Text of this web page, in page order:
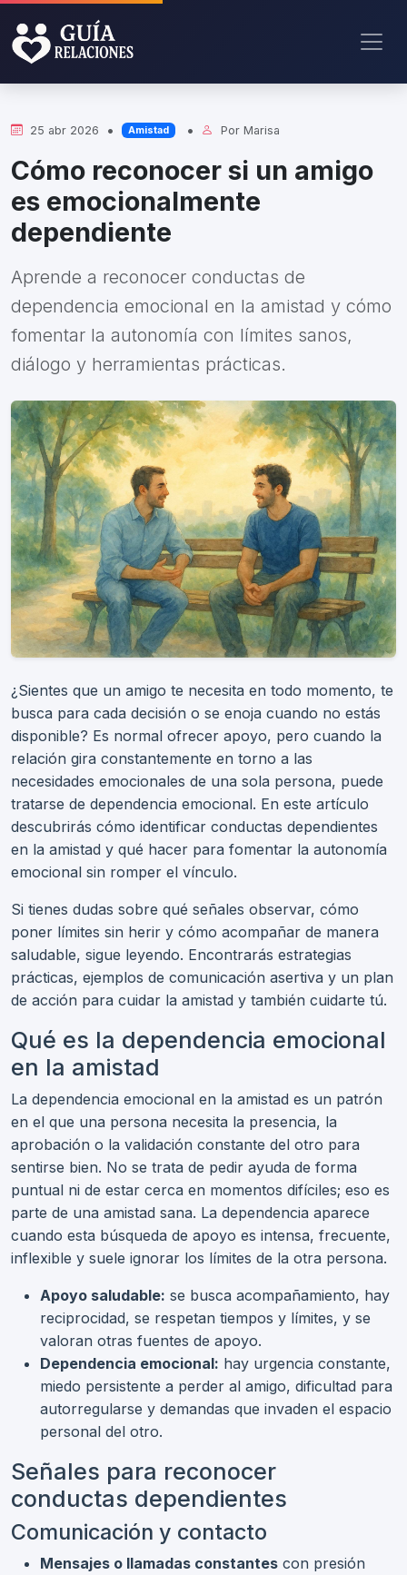
25 abr 2026 • Amistad • PorMarisa
Cómo reconocer si un amigo
es emocionalmente
dependiente
Aprende a reconocer conductas de
dependencia emocional en la amistad y cómo
fomentar la autonomía con límites sanos,
diálogo y herramientas prácticas.
¿Sientes que un amigo te necesita en todo momento, te
busca para cada decisión o se enoja cuando no estás
disponible? Es normal ofrecer apoyo, pero cuando la
relación gira constantemente en torno a las
necesidades emocionales de una sola persona, puede
tratarse de dependencia emocional. En este artículo
descubrirás cómo identificar conductas dependientes
en la amistad y qué hacer para fomentar la autonomía
emocional sin romper el vínculo.
Si tienes dudas sobre qué señales observar, cómo
poner límites sin herir y cómo acompañar de manera
saludable, sigue leyendo. Encontrarás estrategias
prácticas, ejemplos de comunicación asertiva y un plan
de acción para cuidar la amistad y también cuidarte tú.
Qué es la dependencia emocional
en la amistad
La dependencia emocional en la amistad es un patrón
en el que una persona necesita la presencia, la
aprobación o la validación constante del otro para
sentirse bien. No se trata de pedir ayuda de forma
puntual ni de estar cerca en momentos difíciles; eso es
parte de una amistad sana. La dependencia aparece
cuando esta búsqueda de apoyo es intensa, frecuente,
inflexible y suele ignorar los límites de la otra persona.
Apoyo saludable: se busca acompañamiento, hay
reciprocidad, se respetan tiempos y límites, y se
valoran otras fuentes de apoyo.
Dependencia emocional: hay urgencia constante,
miedo persistente a perder al amigo, dificultad para
autorregularse y demandas que invaden el espacio
personal del otro.
Señales para reconocer
conductas dependientes
Comunicación y contacto
Mensajes o llamadas constantes con presión